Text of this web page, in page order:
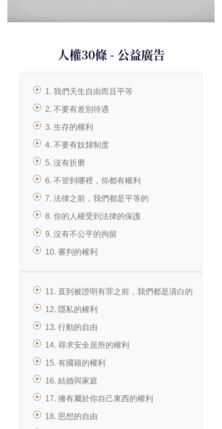
人權30條 - 公益廣告
1. 我們天生自由而且平等
2. 不要有差別待遇
3. 生存的權利
4. 不要有奴隸制度
5. 沒有折磨
6. 不管到哪裡，你都有權利
7. 法律之前，我們都是平等的
8. 你的人權受到法律的保護
9. 沒有不公平的拘留
10. 審判的權利
11. 直到被證明有罪之前，我們都是清白的
12. 隱私的權利
13. 行動的自由
14. 尋求安全居所的權利
15. 有國籍的權利
16. 結婚與家庭
17. 擁有屬於你自己東西的權利
18. 思想的自由